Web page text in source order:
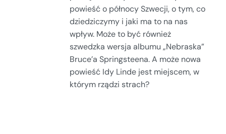
powieść o północy Szwecji, o tym, co
dziedziczymy i jaki ma to na nas
wpływ. Może to być również
szwedzka wersja albumu „Nebraska”
Bruce’a Springsteena. A może nowa
powieść Idy Linde jest miejscem, w
którym rządzi strach?